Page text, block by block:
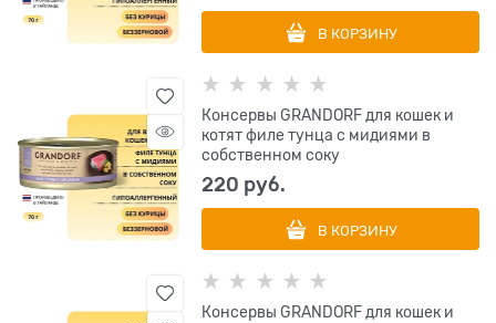
В КОРЗИНУ
Консервы GRANDORF для кошек и
котят филе тунца с мидиями в
собственном соку
220 руб.
В КОРЗИНУ
Консервы GRANDORF для кошек и